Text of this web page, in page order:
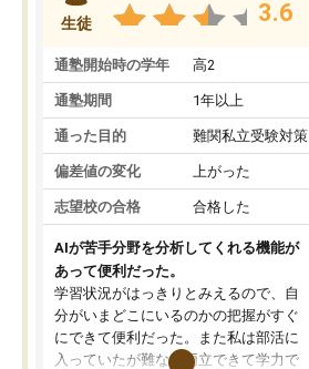
生徒 3.6
通塾開始時の学年 高2
通塾期間 1年以上
通った目的 難関私立受験対策
偏差値の変化 上がった
志望校の合格 合格した
AIが苦手分野を分析してくれる機能が
あって便利だった。
学習状況がはっきりとみえるので、自
分がいまどこにいるのかの把握がすぐ
にできて便利だった。また私は部活に
入っていたが難なく両立できて学力で